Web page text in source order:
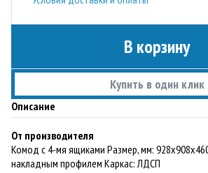
В корзину
Купить в один клик
Описание
От производителя
Комод с 4-мя ящиками Размер, мм:
накладным профилем Каркас: ЛДСП